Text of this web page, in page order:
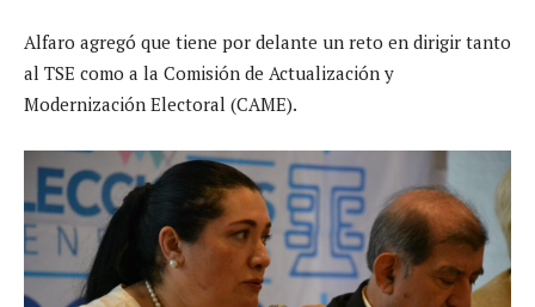
Alfaro agregó que tiene por delante un reto en dirigir tanto
al TSE como a la Comisión de Actualización y
Modernización Electoral (CAME).